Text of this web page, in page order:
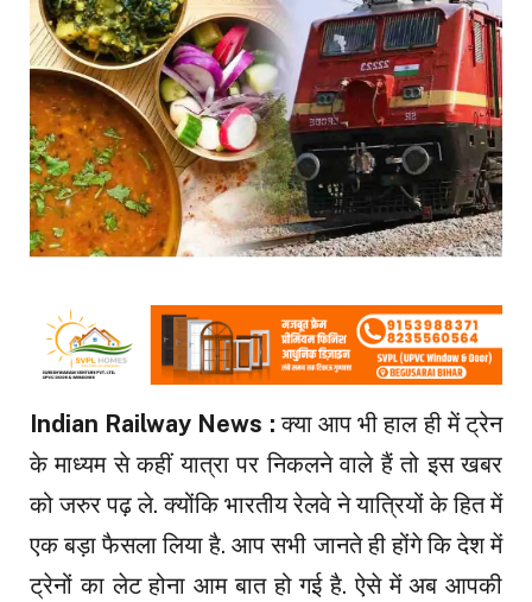
Indian Railway News : क्या आप भी हाल ही में ट्रेन
के माध्यम से कहीं यात्रा पर निकलने वाले हैं तो इस खबर
को जरुर पढ़ ले. क्योंकि भारतीय रेलवे ने यात्रियों के हित में
एक बड़ा फैसला लिया है. आप सभी जानते ही होंगे कि देश में
ट्रेनों का लेट होना आम बात हो गई है. ऐसे में अब आपकी